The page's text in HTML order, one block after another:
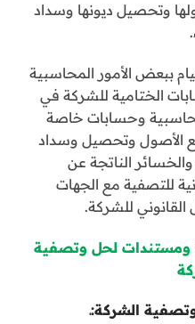
وتحصيل ديونها وسداد
ببعض الأمور المحاسبية
الختامية للشركة في
وحسابات خاصة
الأصول وتحصيل وسداد
والخسائر الناتجة عن
للتصفية مع الجهات
للشركة.
ومستندات لحل وتصفية
الشركة:ـ